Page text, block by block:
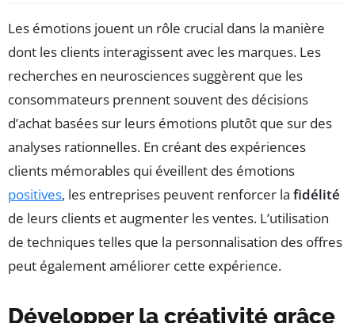
Les émotions jouent un rôle crucial dans la manière
dont les clients interagissent avec les marques. Les
recherches en neurosciences suggèrent que les
consommateurs prennent souvent des décisions
d’achat basées sur leurs émotions plutôt que sur des
analyses rationnelles. En créant des expériences
clients mémorables qui éveillent des émotions
positives, les entreprises peuvent renforcer la fidélité
de leurs clients et augmenter les ventes. L’utilisation
de techniques telles que la personnalisation des offres
peut également améliorer cette expérience.
Développer la créativité grâce